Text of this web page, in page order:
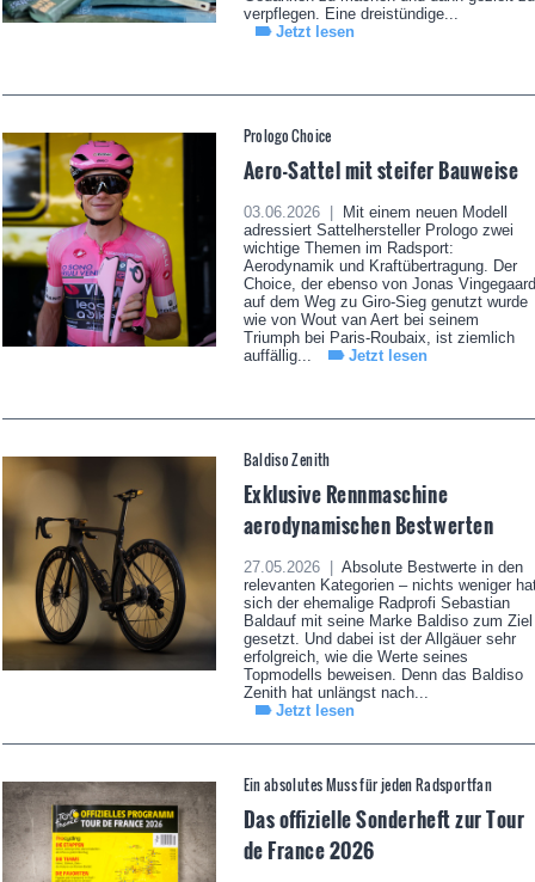
verpflegen. Eine dreistündige...
Jetzt lesen
Prologo Choice
Aero-Sattel mit steifer Bauweise
03.06.2026 |
Mit einem neuen Modell
adressiert Sattelhersteller Prologo zwei
wichtige Themen im Radsport:
Aerodynamik und Kraftübertragung. Der
Choice, der ebenso von Jonas Vingegaard
auf dem Weg zu Giro-Sieg genutzt wurde
wie von Wout van Aert bei seinem
Triumph bei Paris-Roubaix, ist ziemlich
auffällig...
Jetzt lesen
Baldiso Zenith
Exklusive Rennmaschine
aerodynamischen Bestwerten
27.05.2026 |
Absolute Bestwerte in den
relevanten Kategorien – nichts weniger
sich der ehemalige Radprofi Sebastian
Baldauf mit seine Marke Baldiso zum Ziel
gesetzt. Und dabei ist der Allgäuer sehr
erfolgreich, wie die Werte seines
Topmodells beweisen. Denn das Baldiso
Zenith hat unlängst nach...
Jetzt lesen
Ein absolutes Muss für jeden Radsportfan
Das offizielle Sonderheft zur Tour
de France 2026